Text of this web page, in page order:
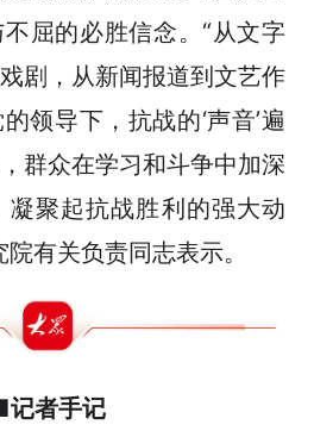
屈的必胜信念。“从文字
剧，从新闻报道到文艺作
领导下，抗战的‘声音’遍
群众在学习和斗争中加深
聚起抗战胜利的强大动
有关负责同志表示。
者手记